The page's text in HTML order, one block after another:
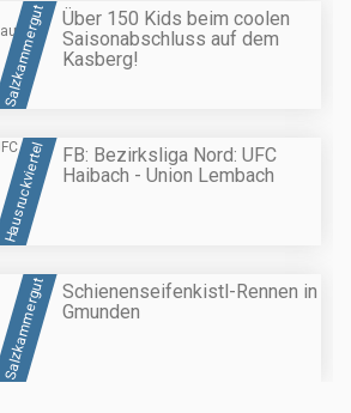
Salzkammergut
Über 150 Kids beim coolen
Saisonabschluss auf dem
Kasberg!
Hausruckviertel
FB: Bezirksliga Nord: UFC
Haibach - Union Lembach
Salzkammergut
Schienenseifenkistl-Rennen in
Gmunden